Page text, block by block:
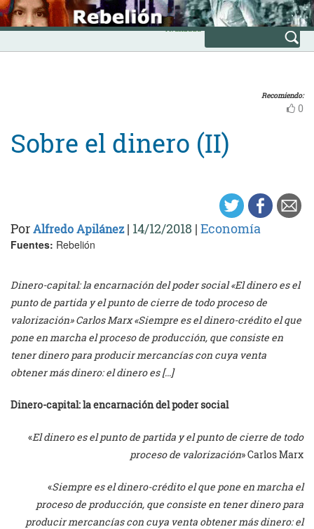
Skip
to
content
INICIO
Avanzada
Recomiendo:
0
Sobre el dinero (II)
PorAlfredo Apilánez| 14/12/2018 | Economía
Fuentes: Rebelión
Dinero-capital: la encarnación del poder social «El dinero es el
punto de partida y el punto de cierre de todo proceso de
valorización» Carlos Marx «Siempre es el dinero-crédito el que
pone en marcha el proceso de producción, que consiste en
tener dinero para producir mercancías con cuya venta
obtener más dinero: el dinero es […]
Dinero-capital: la encarnación del poder social
«El dinero es el punto de partida y el punto de cierre de todo
proceso de valorización» Carlos Marx
«Siempre es el dinero-crédito el que pone en marcha el
proceso de producción, que consiste en tener dinero para
producir mercancías con cuya venta obtener más dinero: el